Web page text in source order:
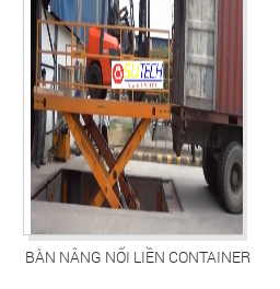
BÀN NÂNG NỐI LIỀN CONTAINER